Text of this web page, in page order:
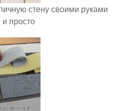
стену своими руками
просто